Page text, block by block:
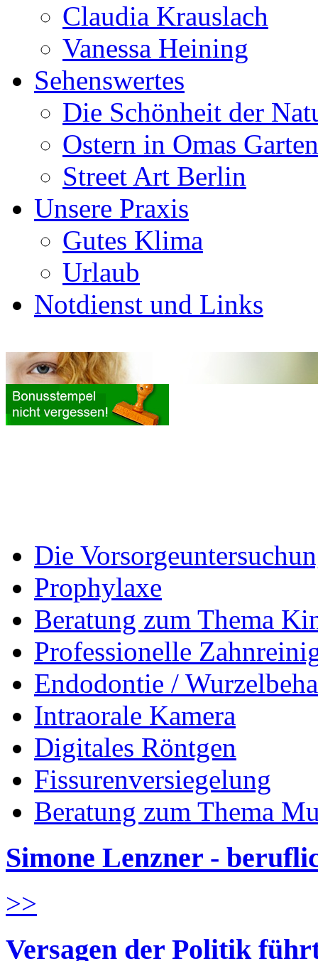
Claudia Krauslach
Vanessa Heining
Sehenswertes
Die Schönheit der
Ostern in Omas Garten
Street Art Berlin
Unsere Praxis
Gutes Klima
Urlaub
Notdienst und Links
Die
Prophylaxe
Beratung zum Thema
Professionelle
Endodontie /
Intraorale Kamera
Digitales Röntgen
Fissurenversiegelung
Beratung zum Thema
Simone Lenzner -
>>
Versagen der Politik